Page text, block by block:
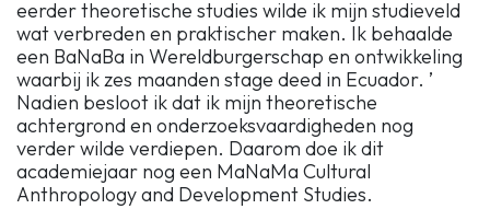
eerder theoretische studies wilde ik mijn studieveld
wat verbreden en praktischer maken. Ik behaalde
een BaNaBa in Wereldburgerschap en ontwikkeling
waarbij ik zes maanden stage deed in Ecuador. ’
Nadien besloot ik dat ik mijn theoretische
achtergrond en onderzoeksvaardigheden nog
verder wilde verdiepen. Daarom doe ik dit
academiejaar nog een MaNaMa Cultural
Anthropology and Development Studies.